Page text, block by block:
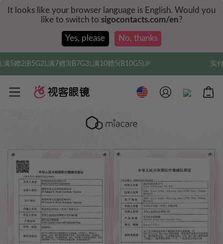
It looks like your browser language is English. Would you
like to switch to sigocontacts.com/en?
Yes, please No, thanks
满10赠5(B10G5)🎉 实付满$35全球包邮，新人